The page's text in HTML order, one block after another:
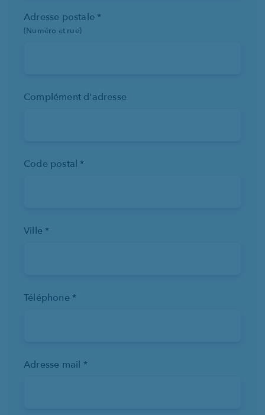
Adresse postale *
(Numéro et rue)
Complément d'adresse
Code postal *
Ville *
Téléphone *
Adresse mail *